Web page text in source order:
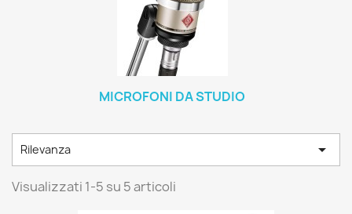
MICROFONI DA STUDIO
Rilevanza 
Visualizzati 1-5 su 5 articoli